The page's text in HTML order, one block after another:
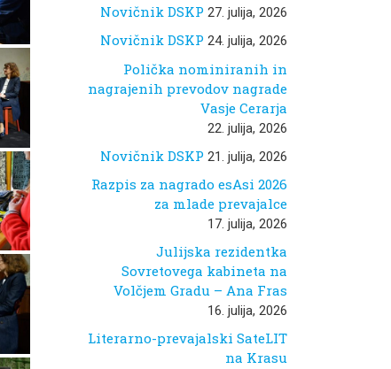
Novičnik DSKP 27. julija, 2026
Novičnik DSKP 24. julija, 2026
Polička nominiranih in
nagrajenih prevodov nagrade
Vasje Cerarja
22. julija, 2026
Novičnik DSKP 21. julija, 2026
Razpis za nagrado esAsi 2026
za mlade prevajalce
17. julija, 2026
Julijska rezidentka
Sovretovega kabineta na
Volčjem Gradu – Ana Fras
16. julija, 2026
Literarno-prevajalski SateLIT
na Krasu